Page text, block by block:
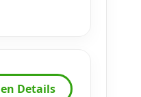
Details